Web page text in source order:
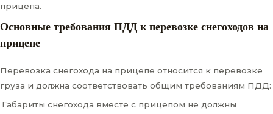
прицепа.
Основные требования ПДД к перевозке снегоходов на
прицепе
Перевозка снегохода на прицепе относится к перевозке
груза и должна соответствовать общим требованиям ПДД:
Габариты снегохода вместе с прицепом не должны